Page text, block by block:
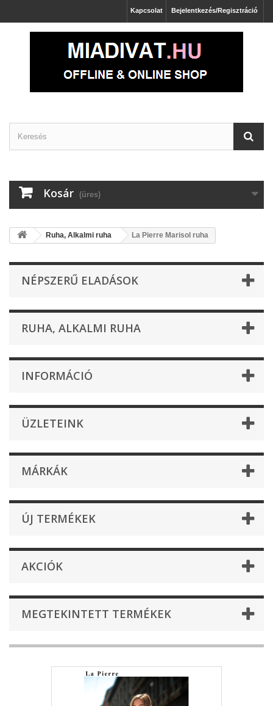
Bejelentkezés/Regisztráció
Kapcsolat
Kosár (üres)
Ruha, Alkalmi ruha La Pierre Marisol ruha
NÉPSZERŰ ELADÁSOK
RUHA, ALKALMI RUHA
INFORMÁCIÓ
ÜZLETEINK
MÁRKÁK
ÚJ TERMÉKEK
AKCIÓK
MEGTEKINTETT TERMÉKEK